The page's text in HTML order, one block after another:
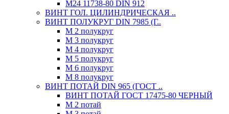
М24 11738-80 DIN 912
ВИНТ ГОЛ. ЦИЛИНДРИЧЕСКАЯ ..
ВИНТ ПОЛУКРУГ DIN 7985 (Г..
М 2 полукруг
М 3 полукруг
М 4 полукруг
М 5 полукруг
М 6 полукруг
М 8 полукруг
ВИНТ ПОТАЙ DIN 965 (ГОСТ ..
ВИНТ ПОТАЙ ГОСТ 17475-80 ЧЕРНЫЙ
М 2 потай